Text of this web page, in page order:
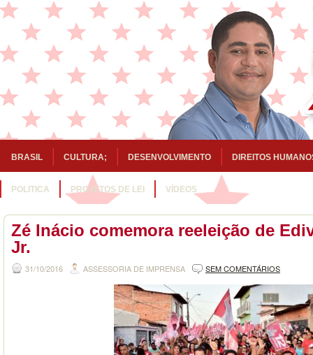
BRASIL CULTURA; DESENVOLVIMENTO DIREITOS
POLITICA PROJETOS DE LEI VÍDEOS
Zé Inácio comemora reeleição de
Jr.
31/10/2016 ASSESSORIA DE IMPRENSA SEM COMENTÁRIOS